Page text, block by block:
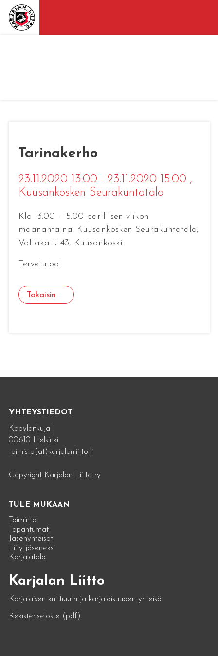
Tarinakerho
23.11.2020 13:00 - 23.11.2020 15:00 ,
Kuusankosken Seurakuntatalo
Klo 13.00 - 15.00 parillisen viikon
maanantaina. Kuusankosken Seurakuntatalo,
Valtakatu 43, Kuusankoski.
Tervetuloa!
Takaisin
YHTEYSTIEDOT
Käpylänkuja 1
00610 Helsinki
toimisto(at)karjalanliitto.fi
Copyright Karjalan Liitto ry
TULE MUKAAN
Toiminta
Tapahtumat
Jäsenyhteisöt
Liity jäseneksi
Karjalatalo
Karjalan Liitto
Karjalaisen kulttuurin ja karjalaisuuden yhteisö
Rekisteriseloste (pdf)